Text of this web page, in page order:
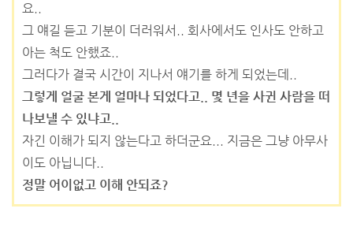
요..
그 얘길 듣고 기분이 더러워서.. 회사에서도 인사도 안하고
아는 척도 안했죠..
그러다가 결국 시간이 지나서 얘기를 하게 되었는데..
그렇게 얼굴 본게 얼마나 되었다고.. 몇 년을 사귄 사람을 떠
나보낼 수 있냐고..
자긴 이해가 되지 않는다고 하더군요... 지금은 그냥 아무사
이도 아닙니다..
정말 어이없고 이해 안되죠?